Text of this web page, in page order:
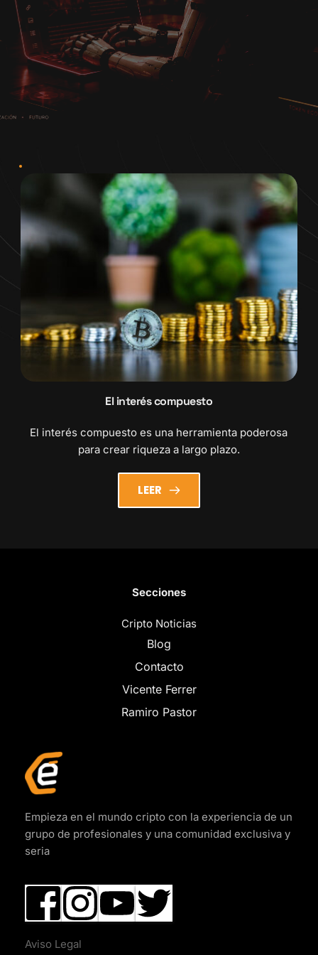
El interés compuesto
El interés compuesto es una herramienta poderosa
para crear riqueza a largo plazo.
LEER
Empieza en el mundo cripto con la experiencia de un
grupo de profesionales y una comunidad exclusiva y
seria
Aviso Legal
Secciones
Cripto Noticias
Blog
Contacto
Vicente Ferrer
Ramiro Pastor